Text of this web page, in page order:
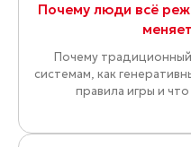
Почему люди всё
Почему
системам, как
правила игры и